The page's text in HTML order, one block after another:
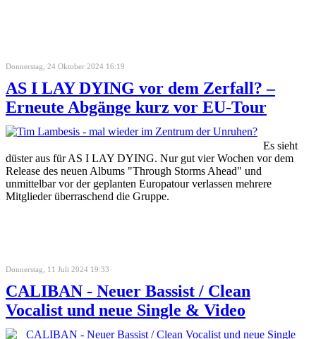
Donnerstag, 24 Oktober 2024 16:19
AS I LAY DYING vor dem Zerfall? –
Erneute Abgänge kurz vor EU-Tour
Es sieht
düster aus für AS I LAY DYING. Nur gut vier Wochen vor dem
Release des neuen Albums "Through Storms Ahead" und
unmittelbar vor der geplanten Europatour verlassen mehrere
Mitglieder überraschend die Gruppe.
Donnerstag, 11 Juli 2024 19:33
CALIBAN - Neuer Bassist / Clean
Vocalist und neue Single & Video